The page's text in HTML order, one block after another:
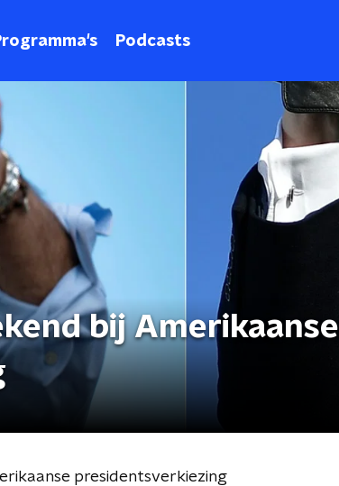
Podcasts
bij Amerikaanse
presidentsverkiezing